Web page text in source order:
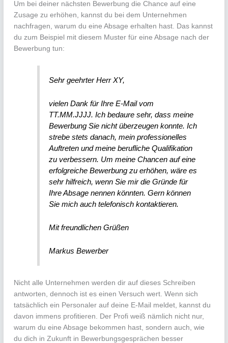
Um bei deiner nächsten Bewerbung die Chance auf eine
Zusage zu erhöhen, kannst du bei dem Unternehmen
nachfragen, warum du eine Absage erhalten hast. Das kannst
du zum Beispiel mit diesem Muster für eine Absage nach der
Bewerbung tun:
Sehr geehrter Herr XY,
vielen Dank für Ihre E-Mail vom
TT.MM.JJJJ. Ich bedaure sehr, dass meine
Bewerbung Sie nicht überzeugen konnte. Ich
strebe stets danach, mein professionelles
Auftreten und meine berufliche Qualifikation
zu verbessern. Um meine Chancen auf eine
erfolgreiche Bewerbung zu erhöhen, wäre es
sehr hilfreich, wenn Sie mir die Gründe für
Ihre Absage nennen könnten. Gern können
Sie mich auch telefonisch kontaktieren.
Mit freundlichen Grüßen
Markus Bewerber
Nicht alle Unternehmen werden dir auf dieses Schreiben
antworten, dennoch ist es einen Versuch wert. Wenn sich
tatsächlich ein Personaler auf deine E-Mail meldet, kannst du
davon immens profitieren. Der Profi weiß nämlich nicht nur,
warum du eine Absage bekommen hast, sondern auch, wie
du dich in Zukunft in Bewerbungsgesprächen besser